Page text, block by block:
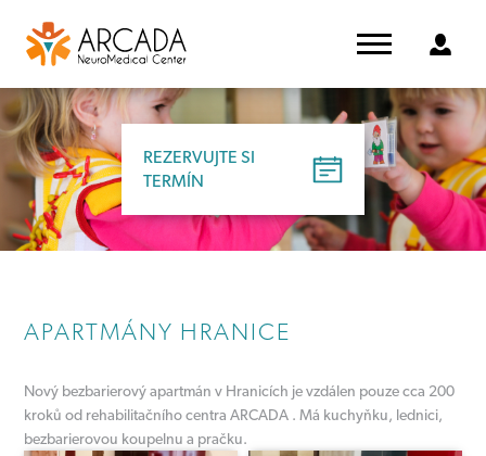
REZERVUJTE SI
TERMÍN
APARTMÁNY HRANICE
Nový bezbarierový apartmán v Hranicích je vzdálen pouze cca 200
kroků od rehabilitačního centra ARCADA . Má kuchyňku, lednici,
bezbarierovou koupelnu a pračku.